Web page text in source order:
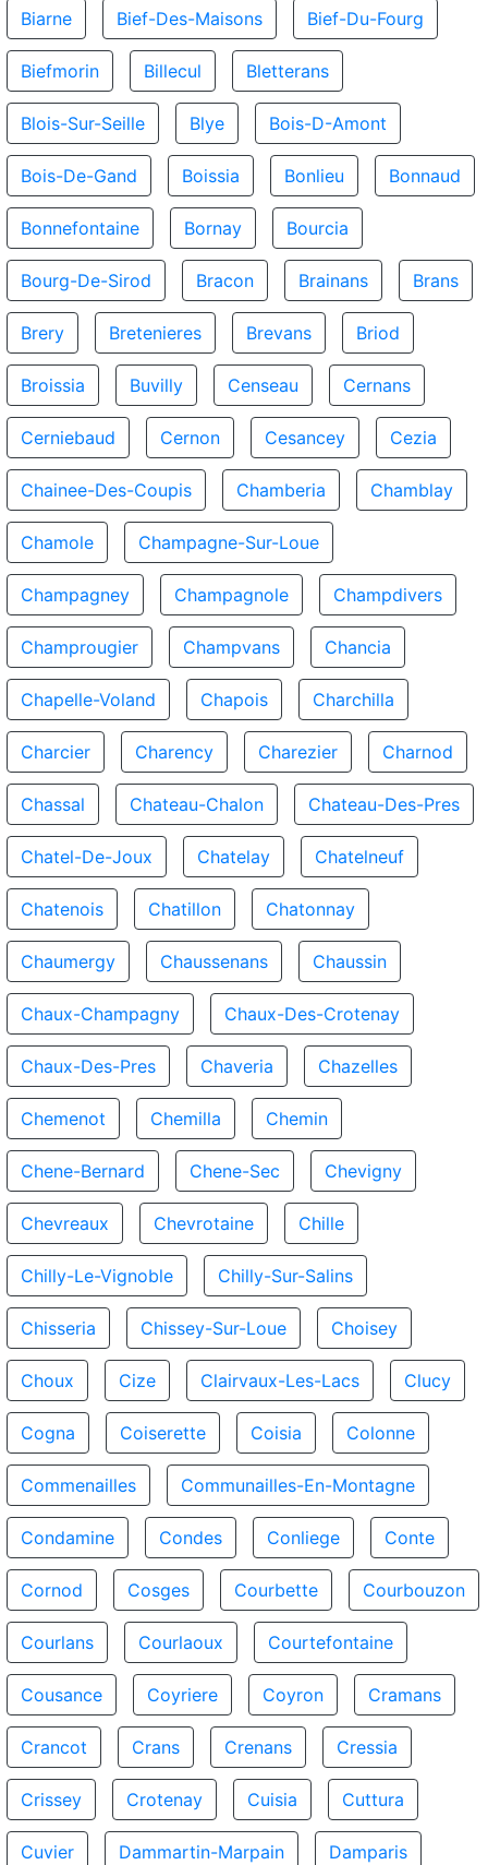
Biarne Bief-Des-Maisons Bief-Du-Fourg
Biefmorin Billecul Bletterans
Blois-Sur-Seille Blye Bois-D-Amont
Bois-De-Gand Boissia Bonlieu Bonnaud
Bonnefontaine Bornay Bourcia
Bourg-De-Sirod Bracon Brainans Brans
Brery Bretenieres Brevans Briod
Broissia Buvilly Censeau Cernans
Cerniebaud Cernon Cesancey Cezia
Chainee-Des-Coupis Chamberia Chamblay
Chamole Champagne-Sur-Loue
Champagney Champagnole Champdivers
Champrougier Champvans Chancia
Chapelle-Voland Chapois Charchilla
Charcier Charency Charezier Charnod
Chassal Chateau-Chalon Chateau-Des-Pres
Chatel-De-Joux Chatelay Chatelneuf
Chatenois Chatillon Chatonnay
Chaumergy Chaussenans Chaussin
Chaux-Champagny Chaux-Des-Crotenay
Chaux-Des-Pres Chaveria Chazelles
Chemenot Chemilla Chemin
Chene-Bernard Chene-Sec Chevigny
Chevreaux Chevrotaine Chille
Chilly-Le-Vignoble Chilly-Sur-Salins
Chisseria Chissey-Sur-Loue Choisey
Choux Cize Clairvaux-Les-Lacs Clucy
Cogna Coiserette Coisia Colonne
Commenailles Communailles-En-Montagne
Condamine Condes Conliege Conte
Cornod Cosges Courbette Courbouzon
Courlans Courlaoux Courtefontaine
Cousance Coyriere Coyron Cramans
Crancot Crans Crenans Cressia
Crissey Crotenay Cuisia Cuttura
Cuvier Dammartin-Marpain Damparis